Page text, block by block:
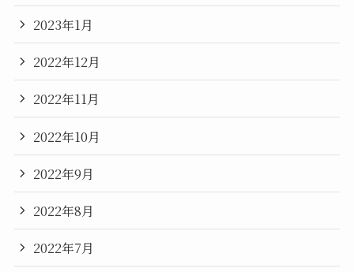
2023年1月
2022年12月
2022年11月
2022年10月
2022年9月
2022年8月
2022年7月